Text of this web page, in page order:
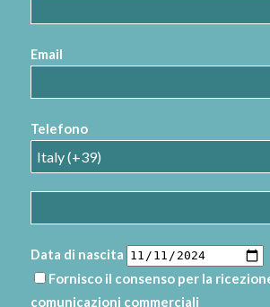
Email
Telefono
Data di nascita
Fornisco il consenso per la
comunicazioni commerciali